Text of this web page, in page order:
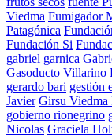
Viedma Fumigador
Patagónica
Fundación Si
gabriel garnica
Gasoducto Villarino
gerardo bari gestión
Javier Girsu Viedma
gobierno rionegrino
Nicolas Graciela